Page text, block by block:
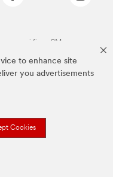
to enhance site
you advertisements
Cookies
firmy 3M.